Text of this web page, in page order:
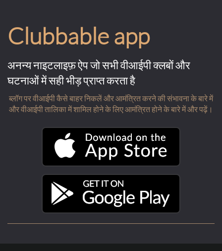
Clubbable app
अनन्य नाइटलाइफ़ ऐप जो सभी वीआईपी क्लबों और
घटनाओं में सही भीड़ प्राप्त करता है
ब्लॉग पर वीआईपी कैसे बाहर निकलें और आमंत्रित करने की संभावना के बारे में
और वीआईपी तालिका में शामिल होने के लिए आमंत्रित होने के बारे में और पढ़ें।